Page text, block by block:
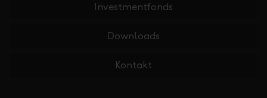
Investmentfonds
Downloads
Kontakt